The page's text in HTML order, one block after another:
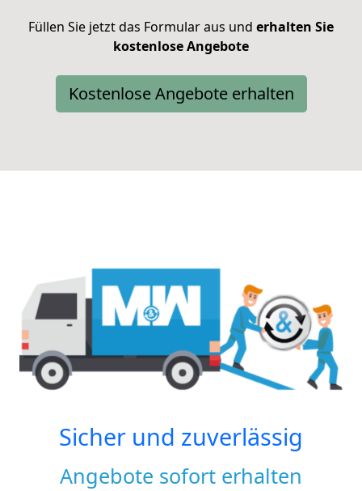
Füllen Sie jetzt das Formular aus und erhalten Sie
kostenlose Angebote
Kostenlose Angebote erhalten
Sicher und zuverlässig
Angebote sofort erhalten